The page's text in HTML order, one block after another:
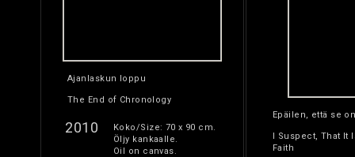
Ajanlaskun loppu
The End of Chronology
2010
Koko/Size: 70 x 90 cm.
Öljy kankaalle.
Oil on canvas.
Epäilen, että se
I Suspect, That It
Faith